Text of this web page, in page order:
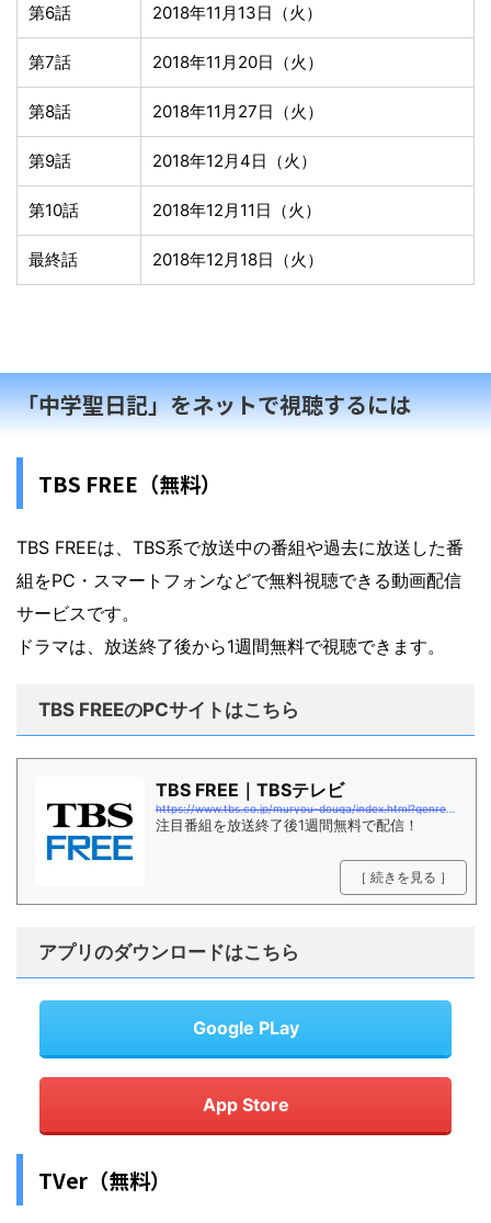
第6話 2018年11月13日（火）
第7話 2018年11月20日（火）
第8話 2018年11月27日（火）
第9話 2018年12月4日（火）
第10話 2018年12月11日（火）
最終話 2018年12月18日（火）
「中学聖日記」をネットで視聴するには
TBS FREE（無料）
TBS FREEは、TBS系で放送中の番組や過去に放送した番
組をPC・スマートフォンなどで無料視聴できる動画配信
サービスです。
ドラマは、放送終了後から1週間無料で視聴できます。
TBS FREEのPCサイトはこちら
TBS FREE｜TBSテレビ
注目番組を放送終了後1週間無料で配信！
［ 続きを見る ］
アプリのダウンロードはこちら
Google PLay
App Store
TVer（無料）